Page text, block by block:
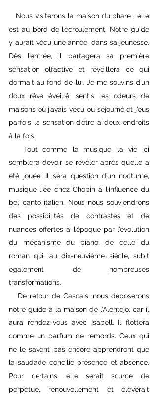
est au bord de l’écroulement. Notre guide
y aurait vécu une année, dans sa jeunesse.
Dès l’entrée, il partagera sa première
sensation olfactive et réveillera ce qui
dormait au fond de lui. Je me souvins d’un
doux rêve éveillé, sentis les odeurs de
maisons où j’avais vécu ou séjourné et j’eus
parfois la sensation d’être à deux endroits
à la fois.
   Tout comme la musique, la vie ici
semblera devoir se révéler après qu’elle a
été jouée. Il sera question d’un nocturne,
musique liée chez Chopin à l’influence du
bel canto italien. Nous nous souviendrons
des possibilités de contrastes et de
nuances offertes à l’époque par l’évolution
du mécanisme du piano, de celle du
roman qui, au dix-neuvième siècle, subit
également de nombreuses
transformations.
notre guide à la maison de l’Alentejo, car il
aura rendez-vous avec Isabell. Il flottera
comme un parfum de remords. Ceux qui
ne le savent pas encore apprendront que
la saudade concilie présence et absence.
Pour certains, elle serait source de
perpétuel renouvellement et élèverait